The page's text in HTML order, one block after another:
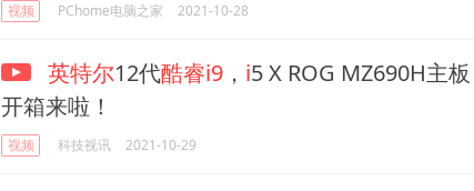
视频 PChome电脑之家 2021-10-28
英特尔12代酷睿i9 ， i5 X ROG MZ690H主板
开箱来啦！
视频 科技视讯 2021-10-29